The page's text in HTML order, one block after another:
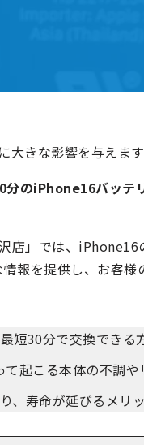
きな影響を与えます
分のiPhone16バッテ
店」では、iPhone16
報を提供し、お客
短30分で交換できる
起こる本体の不調や
、寿命が延びるメリ